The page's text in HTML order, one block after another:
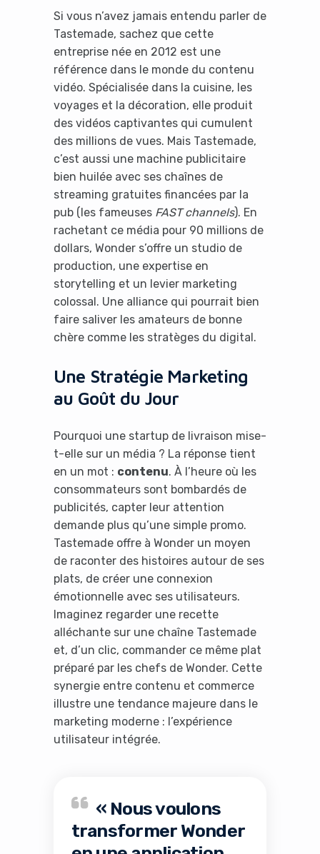
Si vous n’avez jamais entendu parler de
Tastemade, sachez que cette
entreprise née en 2012 est une
référence dans le monde du contenu
vidéo. Spécialisée dans la cuisine, les
voyages et la décoration, elle produit
des vidéos captivantes qui cumulent
des millions de vues. Mais Tastemade,
c’est aussi une machine publicitaire
bien huilée avec ses chaînes de
streaming gratuites financées par la
pub (les fameuses FAST channels). En
rachetant ce média pour 90 millions de
dollars, Wonder s’offre un studio de
production, une expertise en
storytelling et un levier marketing
colossal. Une alliance qui pourrait bien
faire saliver les amateurs de bonne
chère comme les stratèges du digital.
Une Stratégie Marketing
au Goût du Jour
Pourquoi une startup de livraison mise-
t-elle sur un média ? La réponse tient
en un mot : contenu. À l’heure où les
consommateurs sont bombardés de
publicités, capter leur attention
demande plus qu’une simple promo.
Tastemade offre à Wonder un moyen
de raconter des histoires autour de ses
plats, de créer une connexion
émotionnelle avec ses utilisateurs.
Imaginez regarder une recette
alléchante sur une chaîne Tastemade
et, d’un clic, commander ce même plat
préparé par les chefs de Wonder. Cette
synergie entre contenu et commerce
illustre une tendance majeure dans le
marketing moderne : l’expérience
utilisateur intégrée.
« Nous voulons
transformer Wonder